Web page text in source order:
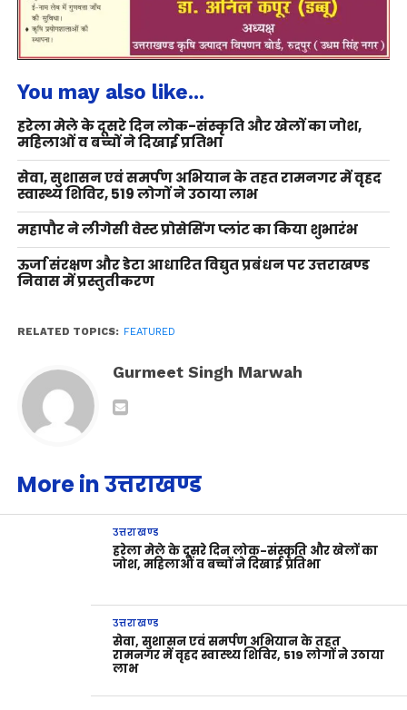
You may also like...
हरेला मेले के दूसरे दिन लोक-संस्कृति और खेलों का जोश,
महिलाओं व बच्चों ने दिखाई प्रतिभा
सेवा, सुशासन एवं समर्पण अभियान के तहत रामनगर में वृहद
स्वास्थ्य शिविर, 519 लोगों ने उठाया लाभ
महापौर ने लीगेसी वेस्ट प्रोसेसिंग प्लांट का किया शुभारंभ
ऊर्जा संरक्षण और डेटा आधारित विद्युत प्रबंधन पर उत्तराखण्ड
निवास में प्रस्तुतीकरण
RELATED TOPICS: FEATURED
Gurmeet Singh Marwah
More in उत्तराखण्ड
उत्तराखण्ड
हरेला मेले के दूसरे दिन लोक-संस्कृति और खेलों का
जोश, महिलाओं व बच्चों ने दिखाई प्रतिभा
उत्तराखण्ड
सेवा, सुशासन एवं समर्पण अभियान के तहत
रामनगर में वृहद स्वास्थ्य शिविर, 519 लोगों ने उठाया
लाभ